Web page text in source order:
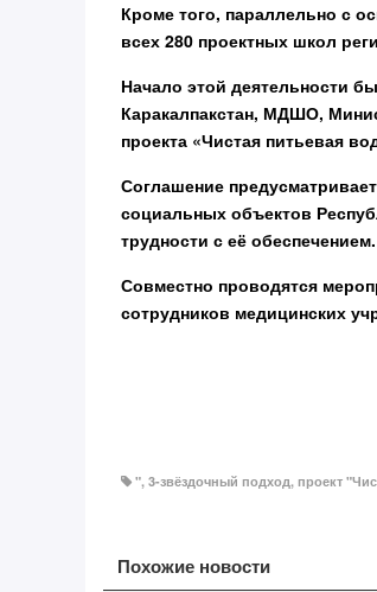
Кроме того, параллельно с
всех 280 проектных школ
Начало этой деятельности
Каракалпакстан, МДШО,
проекта «Чистая питьевая
Соглашение
социальных объектов
трудности с её обеспечением.
Совместно проводятся
сотрудников медицинских
", 3-звёздочный подход, проект
Похожие новости